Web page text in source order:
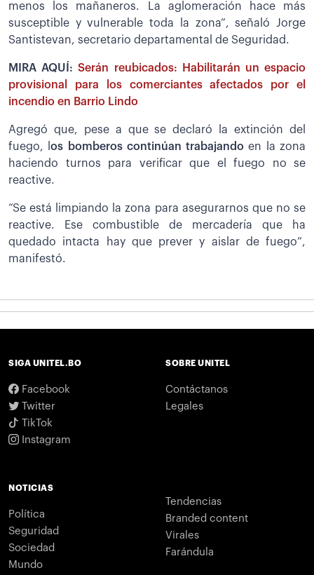
menos los mañaneros. La aglomeración hace más
susceptible y vulnerable toda la zona”, señaló Jorge
Santistevan, secretario departamental de Seguridad.
MIRA AQUÍ:Serán reubicados: Habilitarán un espacio
provisional para los comerciantes afectados por el
incendio en Barrio Lindo
Agregó que, pese a que se declaró la extinción del
fuego, los bomberos continúan trabajando en la zona
haciendo turnos para verificar que el fuego no se
reactive.
“Se está limpiando la zona para asegurarnos que no se
reactive. Ese combustible de mercadería que ha
quedado intacta hay que prever y aislar de fuego”,
manifestó.
SIGA UNITEL.BO
Facebook
Twitter
TikTok
Instagram
SOBRE UNITEL
Contáctanos
Legales
NOTICIAS
Política
Seguridad
Sociedad
Mundo
Tendencias
Branded content
Virales
Farándula